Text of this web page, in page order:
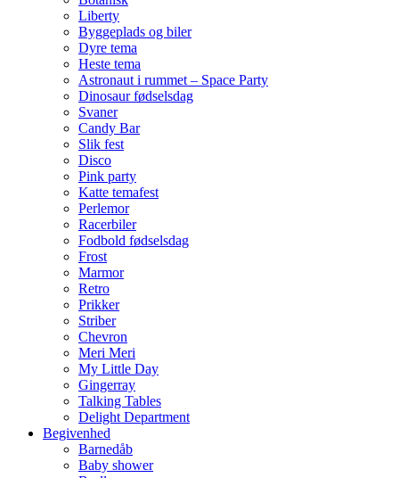
Liberty
Byggeplads og biler
Dyre tema
Heste tema
Astronaut i rummet – Space Party
Dinosaur fødselsdag
Svaner
Candy Bar
Slik fest
Disco
Pink party
Katte temafest
Perlemor
Racerbiler
Fodbold fødselsdag
Frost
Marmor
Retro
Prikker
Striber
Chevron
Meri Meri
My Little Day
Gingerray
Talking Tables
Delight Department
Begivenhed
Barnedåb
Baby shower